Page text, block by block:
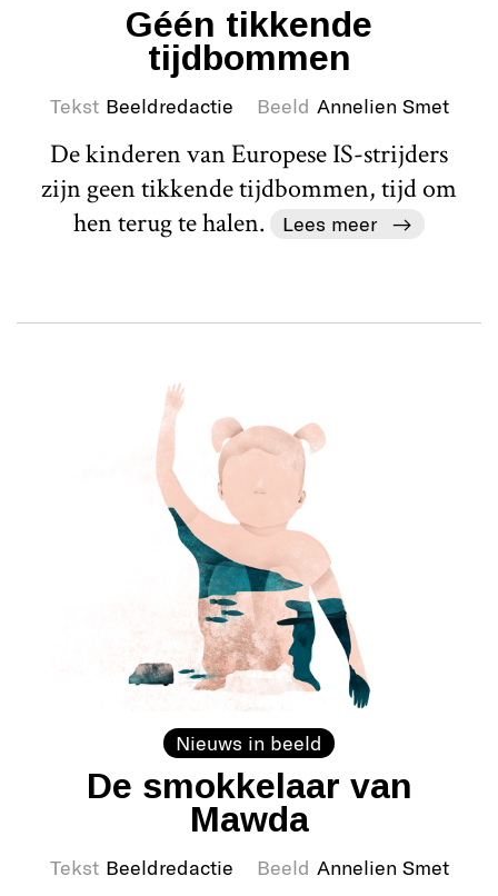
Géén tikkende
tijdbommen
Tekst Beeldredactie Beeld Annelien Smet
De kinderen van Europese IS-strijders
zijn geen tikkende tijdbommen, tijd om
hen terug te halen.
Lees meer
Nieuws in beeld
De smokkelaar van
Mawda
Tekst Beeldredactie Beeld Annelien Smet